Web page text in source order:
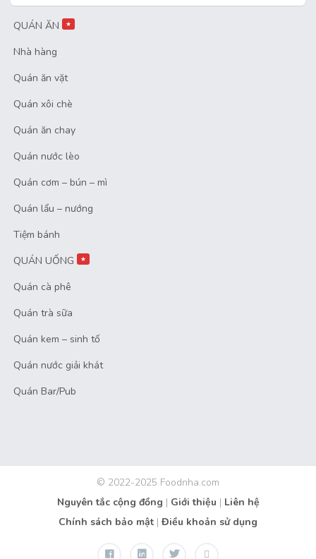
QUÁN ĂN ★
Nhà hàng
Quán ăn vặt
Quán xôi chè
Quán ăn chay
Quán nước lèo
Quán cơm – bún – mì
Quán lẩu – nướng
Tiệm bánh
QUÁN UỐNG
★
Quán cà phê
Quán trà sữa
Quán kem – sinh tố
Quán nước giải khát
Quán Bar/Pub
© 2022-2025 Foodnha.com
Nguyên tắc cộng đồng | Giới thiệu | Liên hệ
Chính sách bảo mật | Điều khoản sử dụng